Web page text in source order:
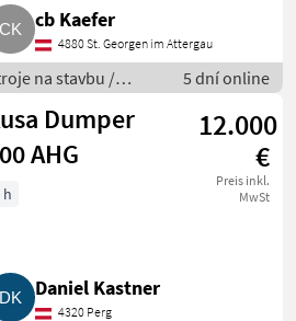
cb Kaefer
4880 St. Georgen im Attergau
na stavbu /
vozidlo
5 dní online
Dumper
AHG
12.000
€
Preis inkl.
MwSt
h
Daniel Kastner
4320 Perg